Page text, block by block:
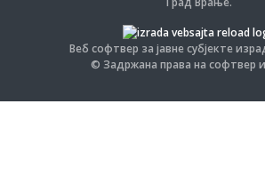
Веб софтвер за јавне субјекте
© Задржана права на софтвер и